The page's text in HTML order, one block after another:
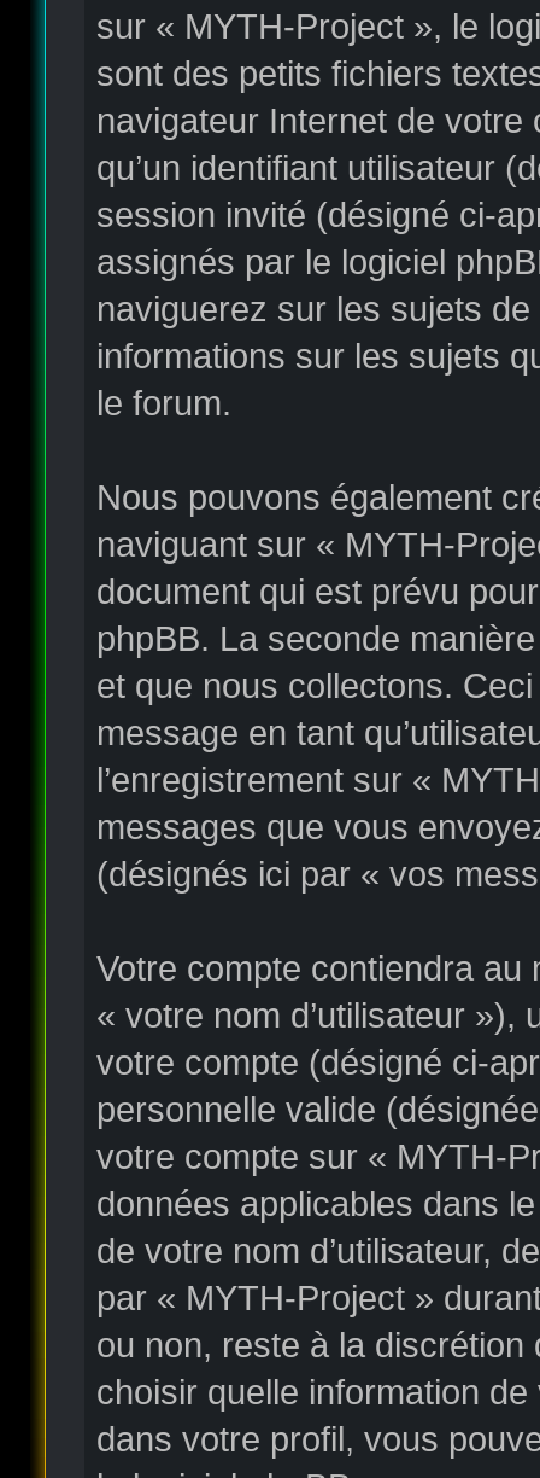
sur « MYTH-Project », le
sont des petits fichiers
navigateur Internet de
qu’un identifiant utilisateur
session invité (désigné ci-
assignés par le logiciel
naviguerez sur les sujets
informations sur les sujets
le forum.
Nous pouvons également
naviguant sur « MYTH-
document qui est prévu
phpBB. La seconde
et que nous collectons.
message en tant
l’enregistrement sur «
messages que vous
(désignés ici par « vos
Votre compte contiendra au
« votre nom d’utilisateur
votre compte (désigné ci-
personnelle valide
votre compte sur « MYTH-
données applicables dans
de votre nom d’utilisateur,
par « MYTH-Project »
ou non, reste à la
choisir quelle information
dans votre profil, vous